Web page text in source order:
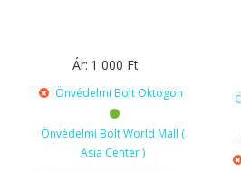
Ár: 1 000 Ft
Önvédelmi Bolt Oktogon
Önvédelmi Bolt World Mall (
Asia Center )